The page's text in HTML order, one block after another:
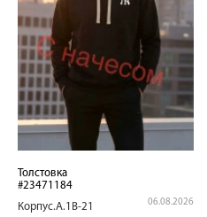
Толстовка
#23471184
Корпус.А.1В-21
06.08.2026